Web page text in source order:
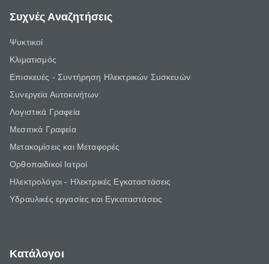
Συχνές Αναζητήσεις
Ψυκτικοί
Κλιματισμός
Επισκευές - Συντήρηση Ηλεκτρικών Συσκευών
Συνεργεία Αυτοκινήτων
Λογιστικά Γραφεία
Μεσιτικά Γραφεία
Μετακομίσεις και Μεταφορές
Ορθοπαιδικοί Ιατροί
Ηλεκτρολόγοι - Ηλεκτρικές Εγκαταστάσεις
Υδραυλικές εργασίες και Εγκαταστάσεις
Κατάλογοι